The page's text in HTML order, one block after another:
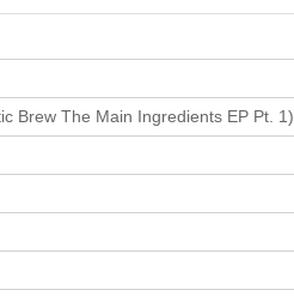
Brew The Main Ingredients EP Pt. 1)